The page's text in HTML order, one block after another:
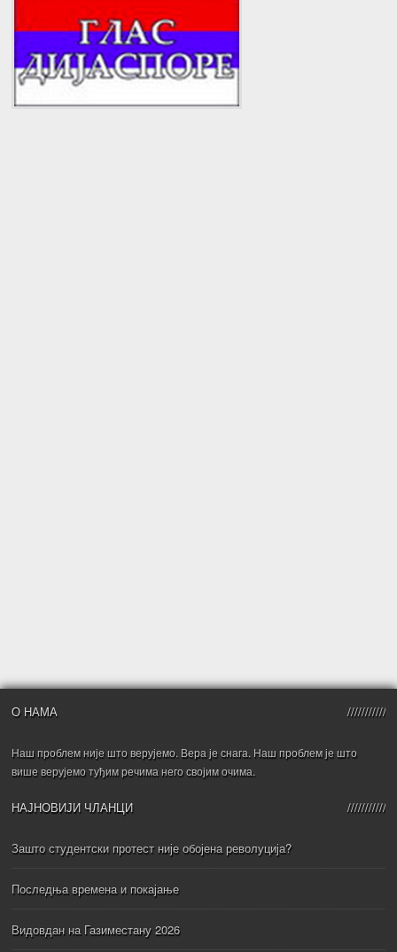
О НАМА
Наш проблем није што верујемо. Вера је снага. Наш проблем је што
више верујемо туђим речима него својим очима.
НАЈНОВИЈИ ЧЛАНЦИ
Зашто студентски протест није обојена револуција?
Последња времена и покајање
Видовдан на Газиместану 2026